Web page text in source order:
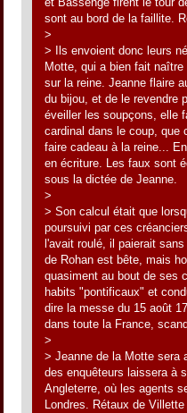
sont au bord de la faillite.
>
> Ils envoient donc leurs
Motte, qui a bien fait
sur la reine. Jeanne flaire
du bijou, et de le revendre
éveiller les soupçons, elle
cardinal dans le coup, que
faire cadeau à la reine...
en écriture. Les faux sont
sous la dictée de Jeanne.
>
> Son calcul était que
poursuivi par ces
l'avait roulé, il paierait
de Rohan est bête, mais
quasiment au bout de ses
habits "pontificaux" et
dire la messe du 15 août
dans toute la France,
>
> Jeanne de la Motte sera
des enquêteurs laissera à
Angleterre, où les agents
Londres. Rétaux de